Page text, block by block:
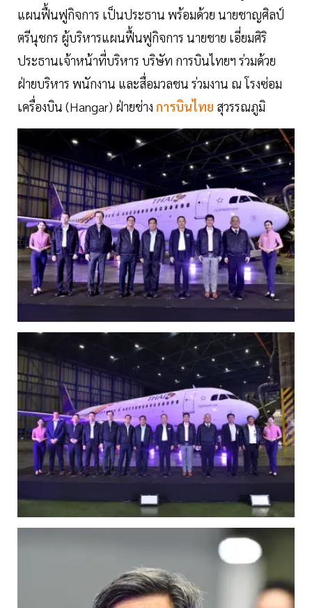
แผนฟื้นฟูกิจการ เป็นประธาน พร้อมด้วย นายชาญศิลป์
ตรีนุชกร ผู้บริหารแผนฟื้นฟูกิจการ นายชาย เอี่ยมศิริ
ประธานเจ้าหน้าที่บริหาร บริษัท การบินไทยฯ ร่วมด้วย
ฝ่ายบริหาร พนักงาน และสื่อมวลชน ร่วมงาน ณ โรงซ่อม
เครื่องบิน (Hangar) ฝ่ายช่าง การบินไทย สุวรรณภูมิ